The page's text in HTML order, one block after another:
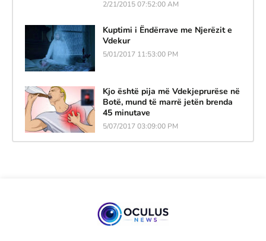
2/21/2015 07:52:00 AM
Kuptimi i Ëndërrave me Njerëzit e
Vdekur
5/01/2017 11:53:00 PM
Kjo është pija më Vdekjeprurëse në
Botë, mund të marrë jetën brenda
45 minutave
5/07/2017 03:09:00 PM